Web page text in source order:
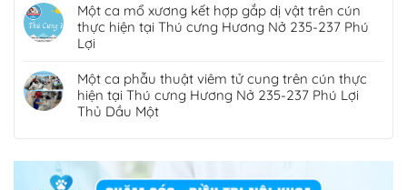
Một ca mổ xương kết hợp gắp dị vật trên cún
thực hiện tại Thú cưng Hương Nở 235-237 Phú
Lợi
Một ca phẫu thuật viêm tử cung trên cún thực
hiện tại Thú cưng Hương Nở 235-237 Phú Lợi
Thủ Dầu Một